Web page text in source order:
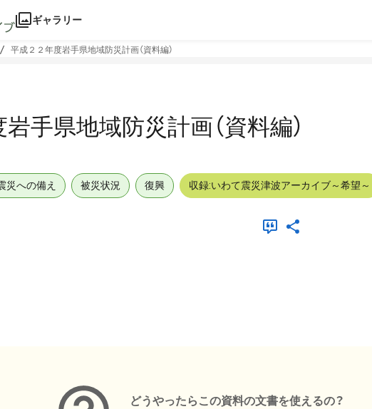
ギャラリー
平成２２年度岩手県地域防災計画（資料編）
手県地域防災計画（資料編）
災への備え 被災状況 復興 収録:いわて震災津波アーカイブ～希望～
どうやったらこの資料の文書を使えるの？